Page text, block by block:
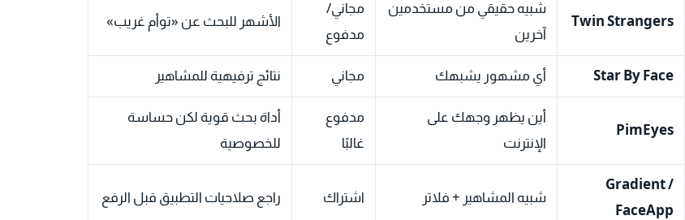
Twin Strangers
شبيه حقيقي من مستخدمين
آخرين
مجاني/
مدفوع
الأشهر للبحث عن «توأم غريب»
Star By Face أي مشهور يشبهك مجاني نتائج ترفيهية للمشاهير
PimEyes
أين يظهر وجهك على
الإنترنت
مدفوع
غالبًا
أداة بحث قوية لكن حساسة
للخصوصية
Gradient /
FaceApp
شبيه المشاهير + فلاتر اشتراك راجع صلاحيات التطبيق قبل الرفع